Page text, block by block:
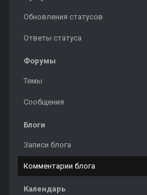
Обновления статусов
Ответы статуса
Форумы
Темы
Сообщения
Блоги
Записи блога
Комментарии блога
Календарь